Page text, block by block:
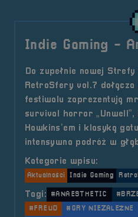
Indie Gaming -
Do zupełnie nowej
RetroSfery vol.7
festiwalu zaprezentują
survival horror „Unwell”,
Hawkins’em i klasyką
intensywna podróż w
Kategorie wpisu:
Aktualności Indie Gaming
Tagi: #ANAESTHETIC
#FREUD
#GRY NIEZALEŻNE